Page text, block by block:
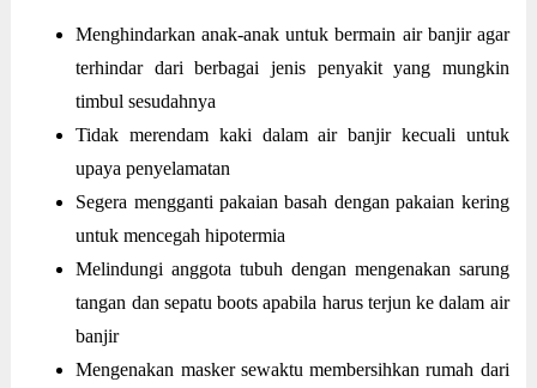
Menghindarkan anak-anak untuk bermain air banjir agar
terhindar dari berbagai jenis penyakit yang mungkin
timbul sesudahnya
Tidak merendam kaki dalam air banjir kecuali untuk
upaya penyelamatan
Segera mengganti pakaian basah dengan pakaian kering
untuk mencegah hipotermia
Melindungi anggota tubuh dengan mengenakan sarung
tangan dan sepatu boots apabila harus terjun ke dalam air
banjir
Mengenakan masker sewaktu membersihkan rumah dari